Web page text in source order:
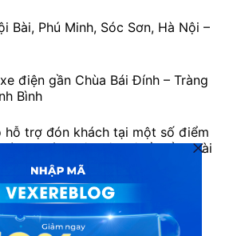
Bài, Phú Minh, Sóc Sơn, Hà Nội –
điện gần Chùa Bái Đính – Tràng
Bình
hỗ trợ đón khách tại một số điểm
khách nên liên hệ về tổng đài
tư vấn.
An Limousine